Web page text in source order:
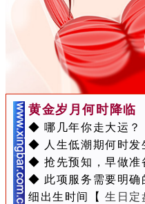
黄金岁月何时降临
◆ 哪几年你走大运？
◆ 人生低潮期何时发
◆ 抢先预知，早做准
◆ 此项服务需要明确
细出生时间【生日定